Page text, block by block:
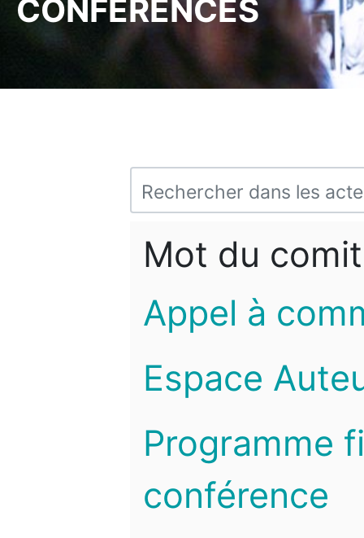
CONFÉRENCES
Mot du
Appel à
Espace
Programme
conférence